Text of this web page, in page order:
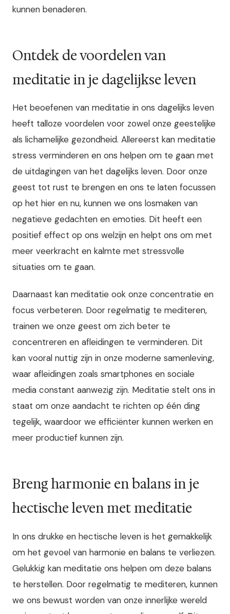
kunnen benaderen.
Ontdek de voordelen van
meditatie in je dagelijkse leven
Het beoefenen van meditatie in ons dagelijks leven
heeft talloze voordelen voor zowel onze geestelijke
als lichamelijke gezondheid. Allereerst kan meditatie
stress verminderen en ons helpen om te gaan met
de uitdagingen van het dagelijks leven. Door onze
geest tot rust te brengen en ons te laten focussen
op het hier en nu, kunnen we ons losmaken van
negatieve gedachten en emoties. Dit heeft een
positief effect op ons welzijn en helpt ons om met
meer veerkracht en kalmte met stressvolle
situaties om te gaan.
Daarnaast kan meditatie ook onze concentratie en
focus verbeteren. Door regelmatig te mediteren,
trainen we onze geest om zich beter te
concentreren en afleidingen te verminderen. Dit
kan vooral nuttig zijn in onze moderne samenleving,
waar afleidingen zoals smartphones en sociale
media constant aanwezig zijn. Meditatie stelt ons in
staat om onze aandacht te richten op één ding
tegelijk, waardoor we efficiënter kunnen werken en
meer productief kunnen zijn.
Breng harmonie en balans in je
hectische leven met meditatie
In ons drukke en hectische leven is het gemakkelijk
om het gevoel van harmonie en balans te verliezen.
Gelukkig kan meditatie ons helpen om deze balans
te herstellen. Door regelmatig te mediteren, kunnen
we ons bewust worden van onze innerlijke wereld